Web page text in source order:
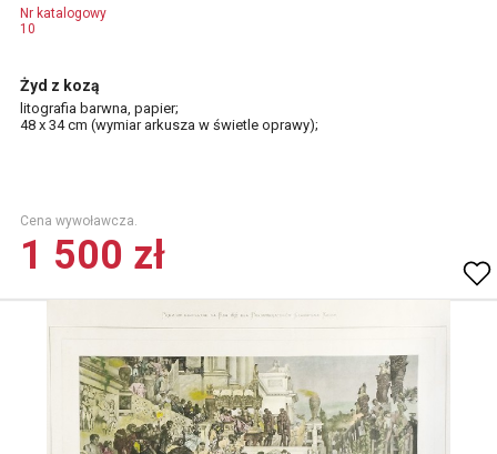
Nr katalogowy
10
Żyd z kozą
litografia barwna, papier;
48 x 34 cm (wymiar arkusza w świetle oprawy);
Cena wywoławcza.
1 500 zł